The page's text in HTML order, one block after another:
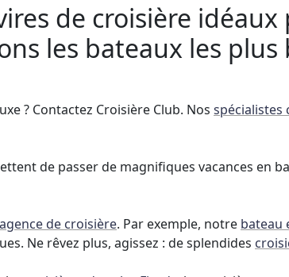
de croisière idéaux
les bateaux les
? Contactez Croisière Club. Nos spécialistes
de passer de magnifiques vacances en
agence de croisière. Par exemple, notre bateau
Ne rêvez plus, agissez : de splendides